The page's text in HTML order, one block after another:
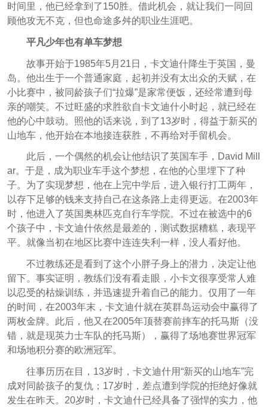
时间里，他已经拿到了150胜。借此机会，就让我们一同回
顾他攻无不克，但也命途多舛的职业生涯吧。
平凡少年也有单车梦想
故事开始于1985年5月21日，卡文迪什降生于英国，曼
岛。他出生于一个普通家庭，起初并没有太出众的天赋，在
小比赛中，被同龄孩子们“拉爆”是家常便饭，还经常遭到母
亲的嘲笑。不过旺盛的求胜欲自卡文迪什小时起，就已经在
他的心中鼓动。照他的话来说，到了13岁时，得益于新买的
山地车，他开始在本地接连获胜，不再给对手留机会。
此后，一个偶然的机会让他结识了英国车手，David Mill
ar。于是，成为职业车手这个梦想，在他的心里埋下了种
子。为了实现梦想，他在上完中学后，进入银行打工两年，
以存下足够的钱来支持自己在这条路上走得更远。在2003年
时，他进入了英国奥林匹克自行车学院。不过在被选中的6
个孩子中，卡文迪什依然是最差的，测试数据糟糕，表现平
平。就像当初在地区比赛中连连失利一样，没人看好他。
不过教练还是看到了这个小胖子身上的潜力，决定让他
留下。事实证明，教练们没有看走眼，小卡文很享受常人难
以忍受的枯燥训练，并迅速提升着自己的能力。仅用了一年
的时间，在2003年末，卡文迪什就在英群岛运动会中赢得了
两枚金牌。此后，他又在2005年顶替赛前摔车的托马斯（没
错，就是现英力士车队的托马斯），赢得了场地赛世界冠军
和场地积分赛的欧洲冠军。
往事历历在目，13岁时，卡文迪什用“新买的山地车”完
成对同龄孩子的复仇；17岁时，差点遭到学院的拒绝好像就
发生在昨天。20岁时，卡文迪什已经具备了强悍的实力，他